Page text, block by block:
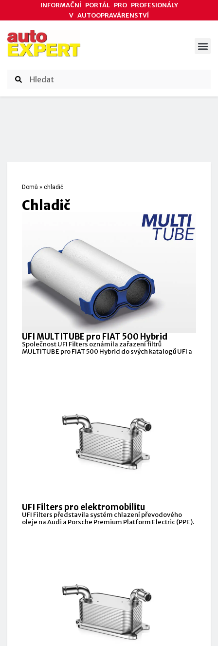
INFORMAČNÍ PORTÁL PRO PROFESIONÁLY
V AUTOOPRAVÁRENSTVÍ
Domů » chladič
chladič
UFI MULTITUBE pro FIAT 500 Hybrid
Společnost UFI Filters oznámila zařazení filtrů
MULTITUBE pro FIAT 500 Hybrid do svých katalogů UFI a
UFI Filters pro elektromobilitu
UFI Filters představila systém chlazení převodového
oleje na Audi a Porsche Premium Platform Electric (PPE).